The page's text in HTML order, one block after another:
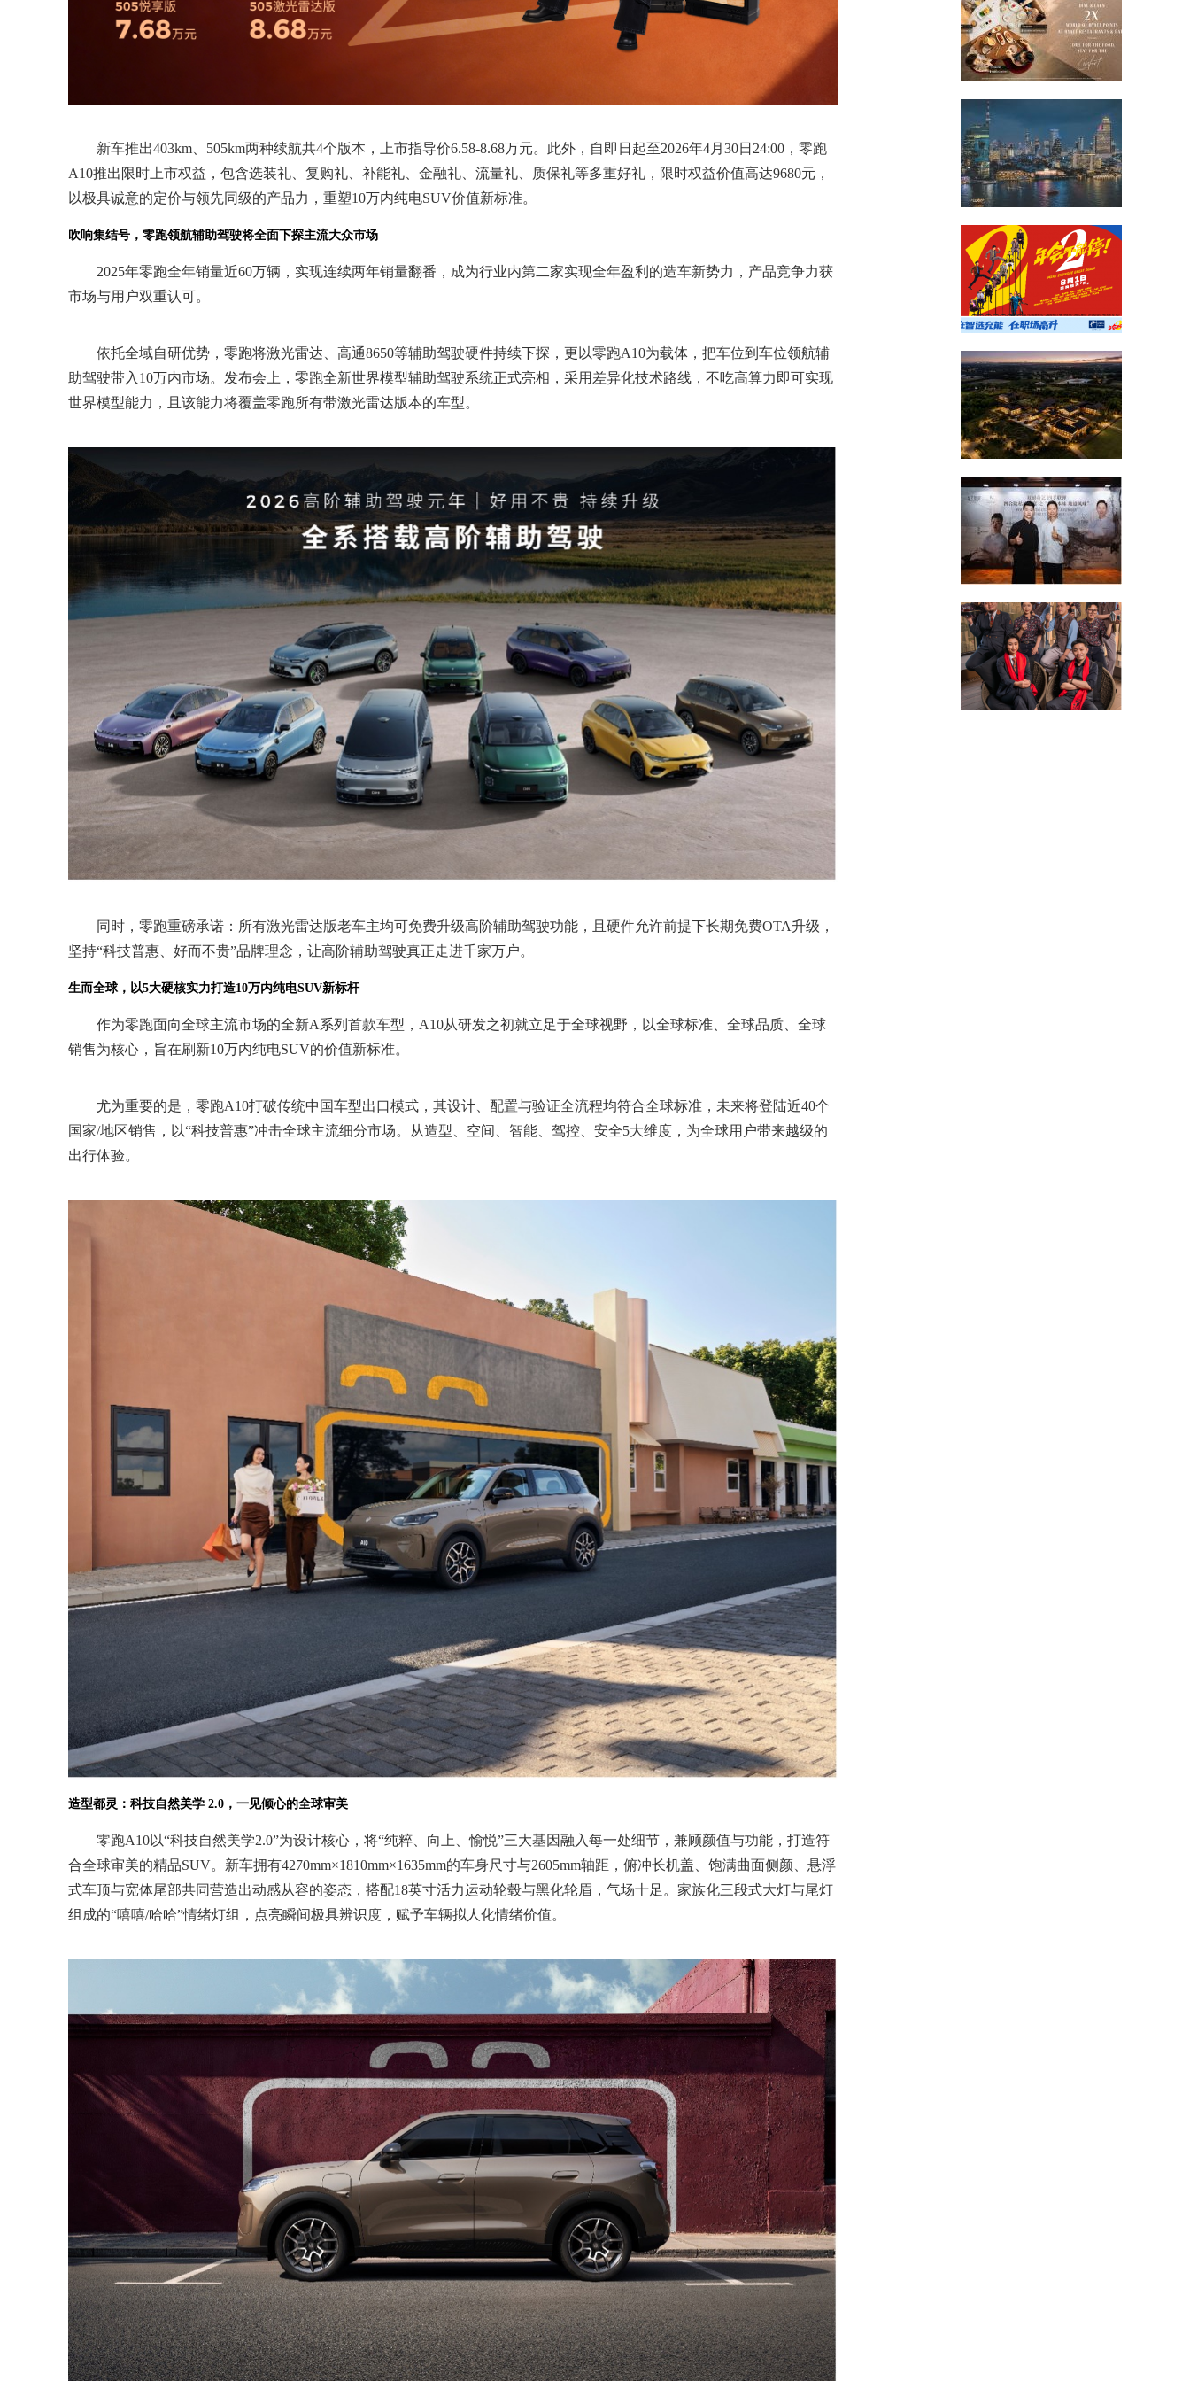
新车推出403km、505km两种续航共4个版本，上市指导价6.58-8.68万元。此外，自即日起至2026年4月30日24:00，零跑
A10推出限时上市权益，包含选装礼、复购礼、补能礼、金融礼、流量礼、质保礼等多重好礼，限时权益价值高达9680元，
以极具诚意的定价与领先同级的产品力，重塑10万内纯电SUV价值新标准。
吹响集结号，零跑领航辅助驾驶将全面下探主流大众市场
2025年零跑全年销量近60万辆，实现连续两年销量翻番，成为行业内第二家实现全年盈利的造车新势力，产品竞争力获
市场与用户双重认可。
依托全域自研优势，零跑将激光雷达、高通8650等辅助驾驶硬件持续下探，更以零跑A10为载体，把车位到车位领航辅
助驾驶带入10万内市场。发布会上，零跑全新世界模型辅助驾驶系统正式亮相，采用差异化技术路线，不吃高算力即可实现
世界模型能力，且该能力将覆盖零跑所有带激光雷达版本的车型。
同时，零跑重磅承诺：所有激光雷达版老车主均可免费升级高阶辅助驾驶功能，且硬件允许前提下长期免费OTA升级，
坚持“科技普惠、好而不贵”品牌理念，让高阶辅助驾驶真正走进千家万户。
生而全球，以5大硬核实力打造10万内纯电SUV新标杆
作为零跑面向全球主流市场的全新A系列首款车型，A10从研发之初就立足于全球视野，以全球标准、全球品质、全球
销售为核心，旨在刷新10万内纯电SUV的价值新标准。
尤为重要的是，零跑A10打破传统中国车型出口模式，其设计、配置与验证全流程均符合全球标准，未来将登陆近40个
国家/地区销售，以“科技普惠”冲击全球主流细分市场。从造型、空间、智能、驾控、安全5大维度，为全球用户带来越级的
出行体验。
造型都灵：科技自然美学 2.0，一见倾心的全球审美
零跑A10以“科技自然美学2.0”为设计核心，将“纯粹、向上、愉悦”三大基因融入每一处细节，兼顾颜值与功能，打造符
合全球审美的精品SUV。新车拥有4270mm×1810mm×1635mm的车身尺寸与2605mm轴距，俯冲长机盖、饱满曲面侧颜、悬浮
式车顶与宽体尾部共同营造出动感从容的姿态，搭配18英寸活力运动轮毂与黑化轮眉，气场十足。家族化三段式大灯与尾灯
组成的“嘻嘻/哈哈”情绪灯组，点亮瞬间极具辨识度，赋予车辆拟人化情绪价值。